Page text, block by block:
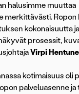
halusimme muuttaa
merkittävästi. Ropon
kokonaisuutta
prosessit,
Virpi
kotimaisuus oli
palveluasenne ja